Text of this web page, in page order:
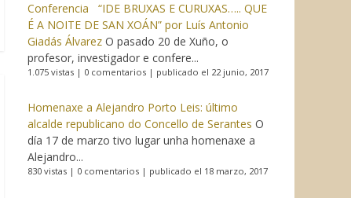
Conferencia “IDE BRUXAS E CURUXAS….. QUE
É A NOITE DE SAN XOÁN” por Luís Antonio
Giadás Álvarez O pasado 20 de Xuño, o
profesor, investigador e confere...
1.075 vistas | 0 comentarios | publicado el 22 junio, 2017
Homenaxe a Alejandro Porto Leis: último
alcalde republicano do Concello de Serantes O
día 17 de marzo tivo lugar unha homenaxe a
Alejandro...
830 vistas | 0 comentarios | publicado el 18 marzo, 2017